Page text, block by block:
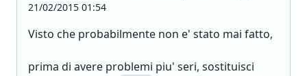
21/02/2015 01:54
Visto che probabilmente non e' stato mai fatto,
prima di avere problemi piu' seri, sostituisci